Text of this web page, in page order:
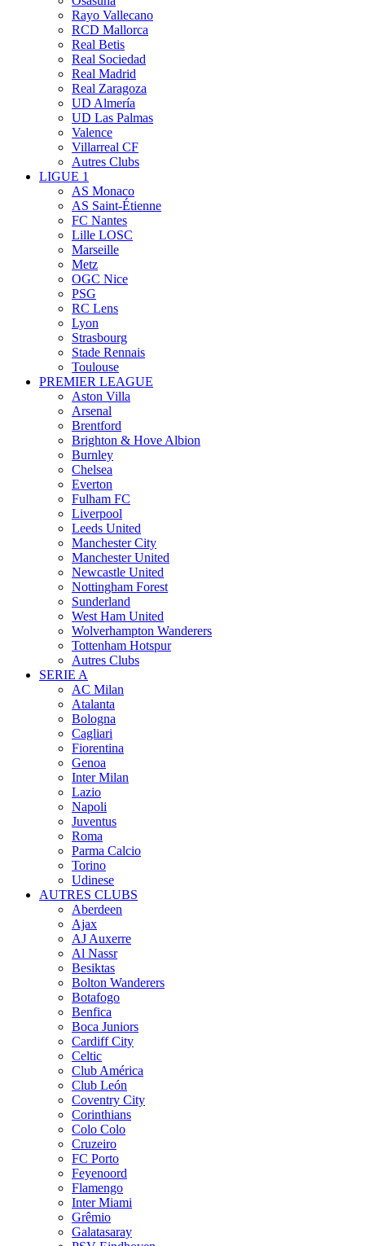
Rayo Vallecano
RCD Mallorca
Real Betis
Real Sociedad
Real Madrid
Real Zaragoza
UD Almería
UD Las Palmas
Valence
Villarreal CF
Autres Clubs
LIGUE 1
AS Monaco
AS Saint-Étienne
FC Nantes
Lille LOSC
Marseille
Metz
OGC Nice
PSG
RC Lens
Lyon
Strasbourg
Stade Rennais
Toulouse
PREMIER LEAGUE
Aston Villa
Arsenal
Brentford
Brighton & Hove Albion
Burnley
Chelsea
Everton
Fulham FC
Liverpool
Leeds United
Manchester City
Manchester United
Newcastle United
Nottingham Forest
Sunderland
West Ham United
Wolverhampton Wanderers
Tottenham Hotspur
Autres Clubs
SERIE A
AC Milan
Atalanta
Bologna
Cagliari
Fiorentina
Genoa
Inter Milan
Lazio
Napoli
Juventus
Roma
Parma Calcio
Torino
Udinese
AUTRES CLUBS
Aberdeen
Ajax
AJ Auxerre
Al Nassr
Besiktas
Bolton Wanderers
Botafogo
Benfica
Boca Juniors
Cardiff City
Celtic
Club América
Club León
Coventry City
Corinthians
Colo Colo
Cruzeiro
FC Porto
Feyenoord
Flamengo
Inter Miami
Grêmio
Galatasaray